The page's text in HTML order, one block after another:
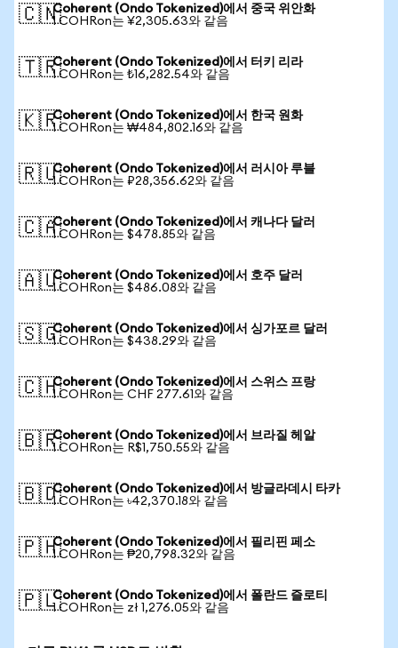
🇨🇳Coherent (Ondo Tokenized)에서 중국 위안화
1 COHRon는 ¥2,305.63와 같음
🇹🇷Coherent (Ondo Tokenized)에서 터키 리라
1 COHRon는 ₺16,282.54와 같음
🇰🇷Coherent (Ondo Tokenized)에서 한국 원화
1 COHRon는 ₩484,802.16와 같음
🇷🇺Coherent (Ondo Tokenized)에서 러시아 루블
1 COHRon는 ₽28,356.62와 같음
🇨🇦Coherent (Ondo Tokenized)에서 캐나다 달러
1 COHRon는 $478.85와 같음
🇦🇺Coherent (Ondo Tokenized)에서 호주 달러
1 COHRon는 $486.08와 같음
🇸🇬Coherent (Ondo Tokenized)에서 싱가포르 달러
1 COHRon는 $438.29와 같음
🇨🇭Coherent (Ondo Tokenized)에서 스위스 프랑
1 COHRon는 CHF 277.61와 같음
🇧🇷Coherent (Ondo Tokenized)에서 브라질 헤알
1 COHRon는 R$1,750.55와 같음
🇧🇩Coherent (Ondo Tokenized)에서 방글라데시 타카
1 COHRon는 ৳42,370.18와 같음
🇵🇭Coherent (Ondo Tokenized)에서 필리핀 페소
1 COHRon는 ₱20,798.32와 같음
🇵🇱Coherent (Ondo Tokenized)에서 폴란드 즐로티
1 COHRon는 zł 1,276.05와 같음